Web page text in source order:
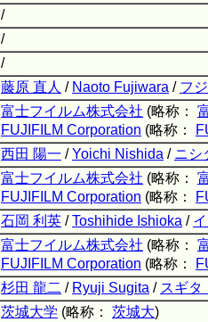
/
/
/
藤原 直人 / Naoto Fujiwara / フ
富士フイルム株式会社 (略称：
FUJIFILM Corporation (略称：
西田 陽一 /Yoichi Nishida / ニシ
富士フイルム株式会社 (略称：
FUJIFILM Corporation (略称：
石岡 利英 /Toshihide Ishioka /
富士フイルム株式会社 (略称：
FUJIFILM Corporation (略称：
杉田 龍二 / Ryuji Sugita / スギタ
茨城大学 (略称： 茨城大)